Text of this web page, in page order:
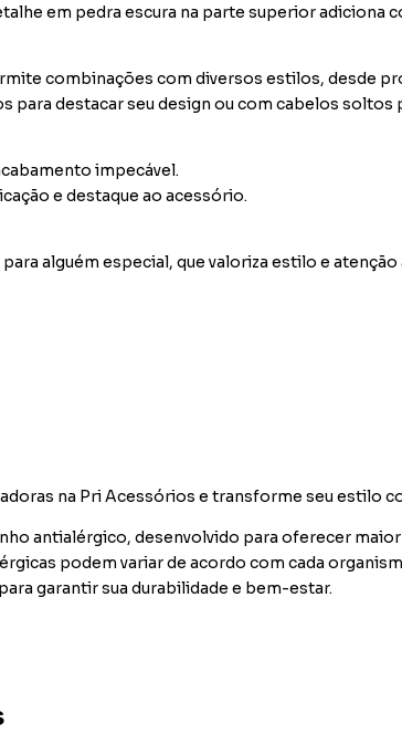
em pedra escura na parte superior adiciona
combinações com diversos estilos, desde
para destacar seu design ou com cabelos soltos
impecável.
e destaque ao acessório.
alguém especial, que valoriza estilo e atenção
na Pri Acessórios e transforme seu estilo
antialérgico, desenvolvido para oferecer
podem variar de acordo com cada
garantir sua durabilidade e bem-estar.